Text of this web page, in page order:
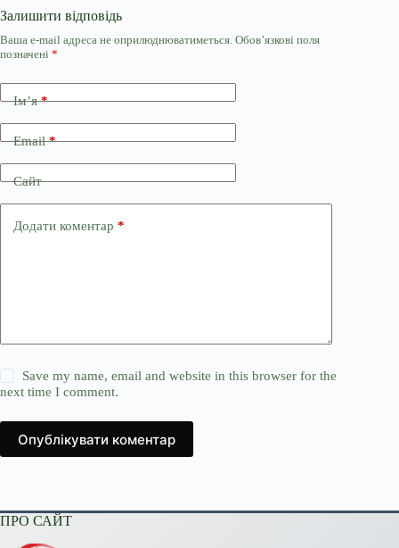
Залишити відповідь
Ваша e-mail адреса не оприлюднюватиметься. Обов’язкові поля
позначені *
Ім’я*
Email*
Сайт
Додати коментар *
Save my name, email and website in this browser for the
next time I comment.
Опублікувати коментар
ПРО САЙТ